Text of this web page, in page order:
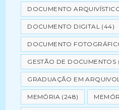
DOCUMENTO
DOCUMENTO DIGITAL (44)
DOCUMENTO
GESTÃO DE DOCUMENTOS
GRADUAÇÃO EM
MEMÓRIA (248)